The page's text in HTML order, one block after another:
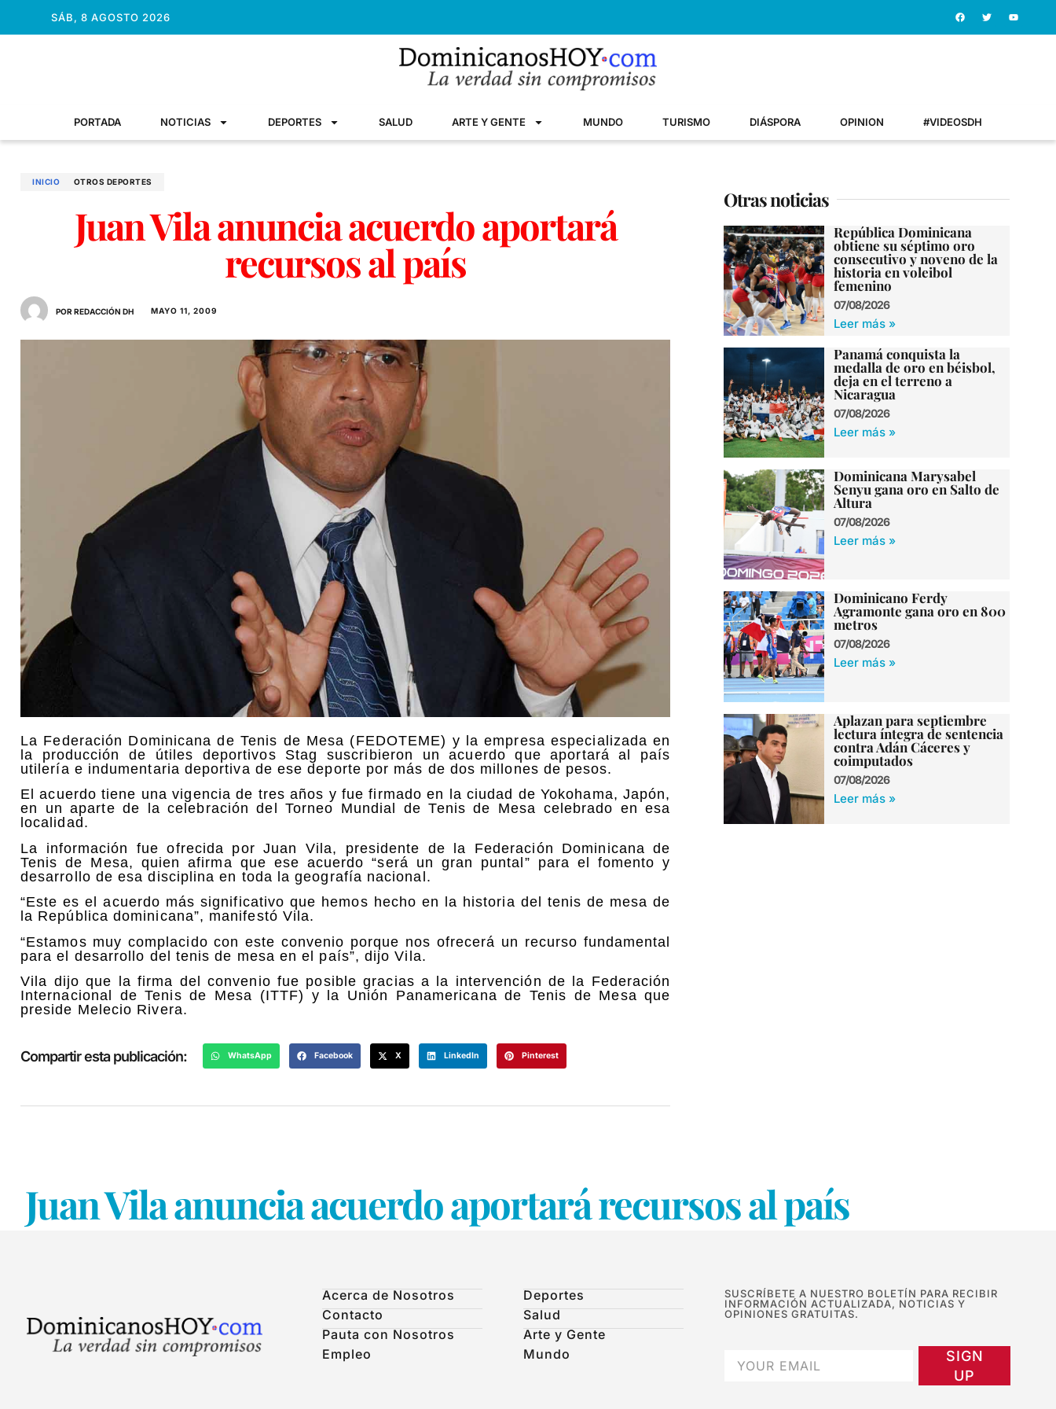
SÁB, 8 AGOSTO 2026
PORTADA NOTICIAS DEPORTES SALUD ARTE Y GENTE MUNDO TURISMO DIÁSPORA OPINION #VIDEOSDH
INICIO OTROS DEPORTES
Juan Vila anuncia acuerdo aportará
recursos al país
POR REDACCIÓN DH MAYO 11, 2009
La Federación Dominicana de Tenis de Mesa (FEDOTEME) y la empresa especializada en
la producción de útiles deportivos Stag suscribieron un acuerdo que aportará al país
utilería e indumentaria deportiva de ese deporte por más de dos millones de pesos.
El acuerdo tiene una vigencia de tres años y fue firmado en la ciudad de Yokohama, Japón,
en un aparte de la celebración del Torneo Mundial de Tenis de Mesa celebrado en esa
localidad.
La información fue ofrecida por Juan Vila, presidente de la Federación Dominicana de
Tenis de Mesa, quien afirma que ese acuerdo “será un gran puntal” para el fomento y
desarrollo de esa disciplina en toda la geografía nacional.
“Este es el acuerdo más significativo que hemos hecho en la historia del tenis de mesa de
la República dominicana”, manifestó Vila.
“Estamos muy complacido con este convenio porque nos ofrecerá un recurso fundamental
para el desarrollo del tenis de mesa en el país”, dijo Vila.
Vila dijo que la firma del convenio fue posible gracias a la intervención de la Federación
Internacional de Tenis de Mesa (ITTF) y la Unión Panamericana de Tenis de Mesa que
preside Melecio Rivera.
Compartir esta publicación: WhatsApp Facebook X LinkedIn Pinterest
Otras noticias
República Dominicana
obtiene su séptimo oro
consecutivo y noveno de la
historia en voleibol
femenino
07/08/2026
Leer más »
Panamá conquista la
medalla de oro en béisbol,
deja en el terreno a
Nicaragua
07/08/2026
Leer más »
Dominicana Marysabel
Senyu gana oro en Salto de
Altura
07/08/2026
Leer más »
Dominicano Ferdy
Agramonte gana oro en 800
metros
07/08/2026
Leer más »
Aplazan para septiembre
lectura íntegra de sentencia
contra Adán Cáceres y
coimputados
07/08/2026
Leer más »
Juan Vila anuncia acuerdo aportará recursos al país
Acerca de Nosotros
Contacto
Pauta con Nosotros
Empleo
Deportes
Salud
Arte y Gente
Mundo
SUSCRÍBETE A NUESTRO BOLETÍN PARA RECIBIR
INFORMACIÓN ACTUALIZADA, NOTICIAS Y
OPINIONES GRATUITAS.
SIGN
UP